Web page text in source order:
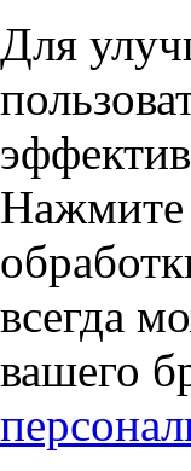
Для
Нажмите
всегда
вашего